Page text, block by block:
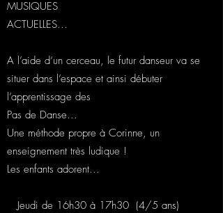
MUSIQUES
ACTUELLES...
A l’aide d’un cerceau, le futur danseur va se
situer dans l’espace et ainsi débuter
l’apprentissage des
Pas de Danse...
Une méthode propre à Corinne, un
enseignement très ludique !
Les enfants adorent...
Jeudi de 16h30 à 17h30 (4/5 ans)